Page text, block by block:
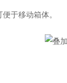
于移动箱体。